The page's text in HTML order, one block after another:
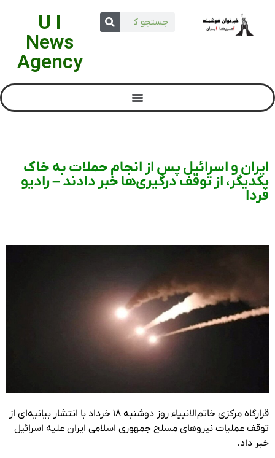
U I
News
Agency
ایران و اسرائیل پس از انجام حملات به خاک
یکدیگر، از توقف درگیری‌ها خبر دادند – رادیو
فردا
قرارگاه مرکزی خاتم‌الانبیاء روز دوشنبه ۱۸ خرداد با انتشار بیانیه‌ای از
توقف عملیات نیروهای مسلح جمهوری اسلامی ایران علیه اسرائیل
خبر داد.